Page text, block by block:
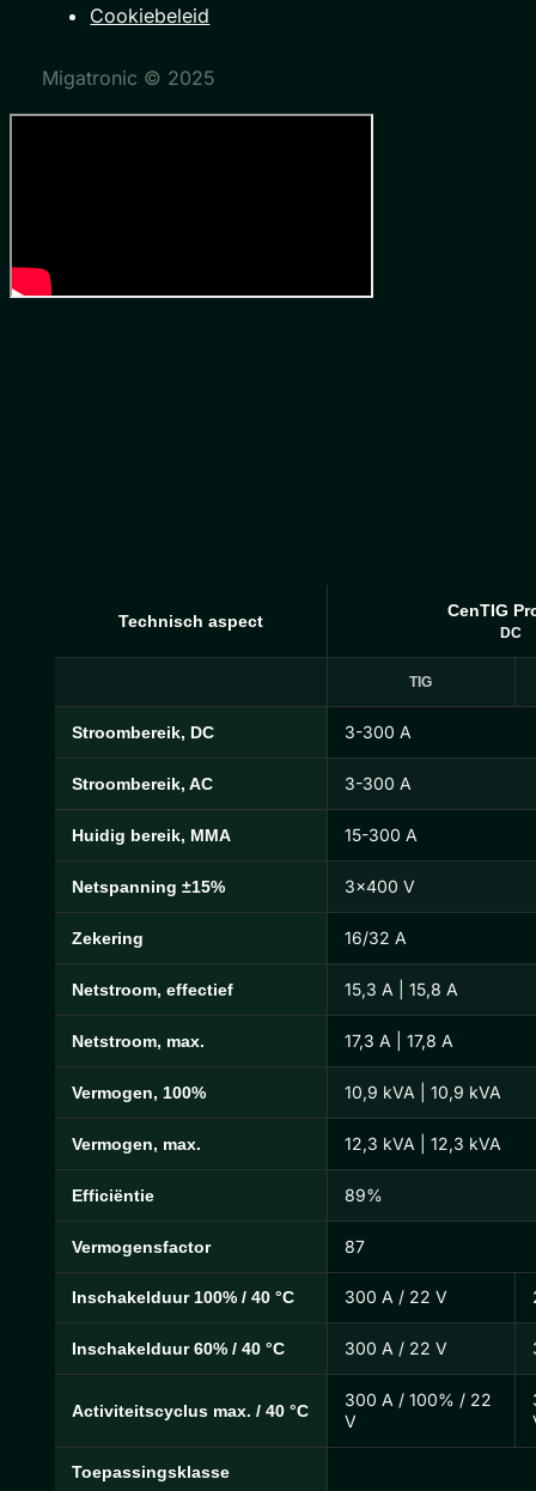
Cookiebeleid
Migatronic © 2025
Technische specificaties CenTIG Pro
Technisch aspect
CenTIG
DC
TIG
Stroombereik, DC 3-300 A
Stroombereik, AC 3-300 A
Huidig bereik, MMA 15-300 A
Netspanning ±15% 3×400 V
Zekering 16/32 A
Netstroom, effectief 15,3 A | 15,8 A
Netstroom, max. 17,3 A | 17,8 A
Vermogen, 100% 10,9 kVA | 10,9 kVA
Vermogen, max. 12,3 kVA | 12,3 kVA
Efficiëntie 89%
Vermogensfactor 87
Inschakelduur 100% / 40 °C 300 A / 22 V
Inschakelduur 60% / 40 °C 300 A / 22 V
Activiteitscyclus max. / 40 °C
300 A / 100% / 22
V
Toepassingsklasse